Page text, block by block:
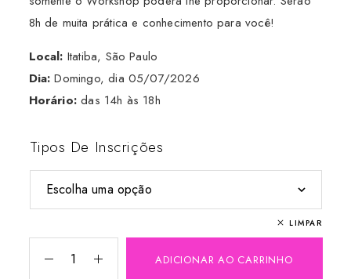
8h de muita prática e conhecimento para você!
Local: Itatiba, São Paulo
Dia:Domingo, dia 05/07/2026
Horário:das 14h às 18h
Tipos De Inscrições
LIMPAR
ADICIONAR AO CARRINHO